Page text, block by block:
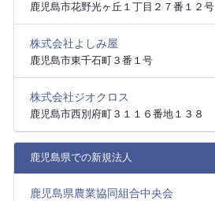
鹿児島市花野光ヶ丘１丁目２７番１２号
株式会社よしみ屋
鹿児島市東千石町３番１号
株式会社ジオクロス
鹿児島市西別府町３１１６番地１３８
鹿児島県での新規法人
鹿児島県農業協同組合中央会